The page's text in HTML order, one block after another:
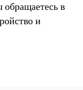
обращаетесь в
и